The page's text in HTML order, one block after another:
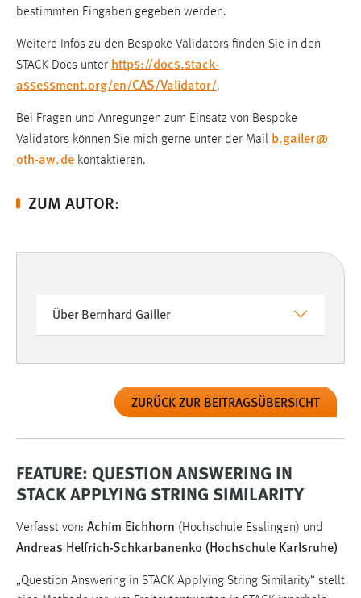
bestimmten Eingaben gegeben werden.
Weitere Infos zu den Bespoke Validators finden Sie in den
STACK Docs unter https://docs.stack-
assessment.org/en/CAS/Validator/.
Bei Fragen und Anregungen zum Einsatz von Bespoke
Validators können Sie mich gerne unter der Mail b.gailer@
oth-aw.de kontaktieren.
ZUM AUTOR:
Über Bernhard Gailler
ZURÜCK ZUR BEITRAGSÜBERSICHT
FEATURE: QUESTION ANSWERING IN
STACK APPLYING STRING SIMILARITY
Verfasst von: Achim Eichhorn (Hochschule Esslingen) und
Andreas Helfrich-Schkarbanenko (Hochschule Karlsruhe)
„Question Answering in STACK Applying String Similarity“ stellt